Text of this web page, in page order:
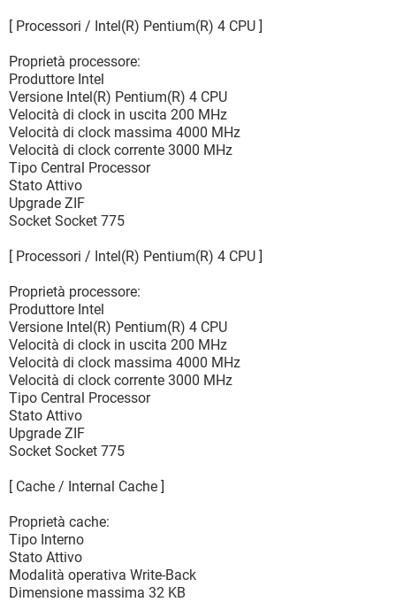
[ Processori / Intel(R) Pentium(R) 4 CPU ]
Proprietà processore:
Produttore Intel
Versione Intel(R) Pentium(R) 4 CPU
Velocità di clock in uscita 200 MHz
Velocità di clock massima 4000 MHz
Velocità di clock corrente 3000 MHz
Tipo Central Processor
Stato Attivo
Upgrade ZIF
Socket Socket 775
[ Processori / Intel(R) Pentium(R) 4 CPU ]
Proprietà processore:
Produttore Intel
Versione Intel(R) Pentium(R) 4 CPU
Velocità di clock in uscita 200 MHz
Velocità di clock massima 4000 MHz
Velocità di clock corrente 3000 MHz
Tipo Central Processor
Stato Attivo
Upgrade ZIF
Socket Socket 775
[ Cache / Internal Cache ]
Proprietà cache:
Tipo Interno
Stato Attivo
Modalità operativa Write-Back
Dimensione massima 32 KB